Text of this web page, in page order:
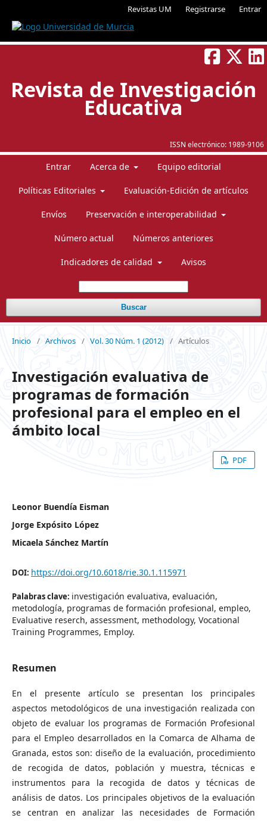
Revistas UM Registrarse Entrar
ISSN electrónico: 1989-9106
Revista de Investigación
Educativa
Entrar Acerca de Equipo editorial
Políticas Editoriales Evaluación-Edición de artículos
Envíos Preservación e interoperabilidad
Número actual Números anteriores
Indicadores de calidad Avisos
Buscar
Inicio / Archivos / Vol. 30 Núm. 1 (2012) / Artículos
Investigación evaluativa de
programas de formación
profesional para el empleo en el
ámbito local
PDF
Leonor Buendía Eisman
Jorge Expósito López
Micaela Sánchez Martín
DOI: https://doi.org/10.6018/rie.30.1.115971
Palabras clave: investigación evaluativa, evaluación,
metodología, programas de formación profesional, empleo,
Evaluative reserch, assessment, methodology, Vocational
Training Programmes, Employ.
Resumen
En el presente artículo se presentan los principales
aspectos metodológicos de una investi­gación realizada con
objeto de evaluar los programas de Formación Profesional
para el Empleo desarrollados en la Comarca de Alhama de
Granada, estos son: diseño de la evaluación, proce­dimiento
de recogida de datos, población y muestra, técnicas e
instrumentos para la recogida de datos y técnicas de
análisis de datos. Los principales objetivos de la evaluación
se centran en analizar las necesidades de Formación